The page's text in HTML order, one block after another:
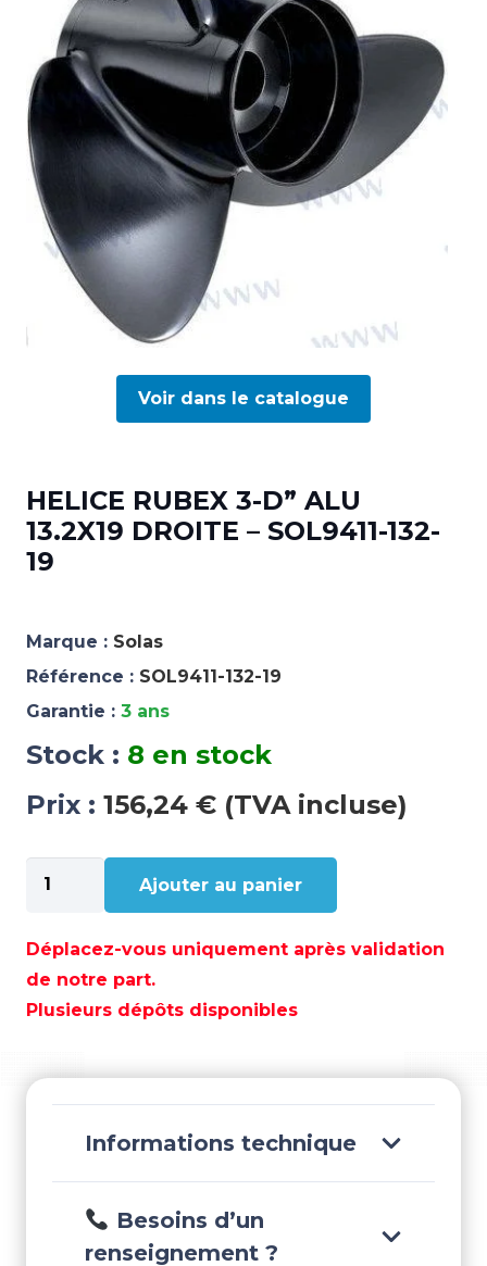
Voir dans le catalogue
HELICE RUBEX 3-D” ALU
13.2X19 DROITE – SOL9411-132-
19
Marque : Solas
Référence : SOL9411-132-19
Garantie : 3 ans
Stock : 8 en stock
Prix : 156,24 € (TVA incluse)
quantité
de
RUBEX
3-
D”
DROITE
Ajouter au panier
Déplacez-vous uniquement après validation
de notre part.
Plusieurs dépôts disponibles
Informations technique
Besoins d’un
renseignement ?